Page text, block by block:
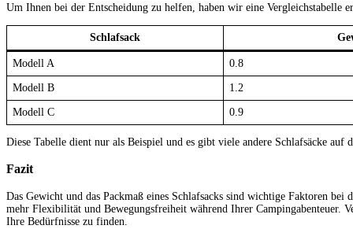
Um Ihnen bei der Entscheidung zu helfen, haben wir eine Vergleichstabelle
Schlafsack
Modell A 0.8
Modell B 1.2
Modell C 0.9
Diese Tabelle dient nur als Beispiel und es gibt viele andere Schlafsäcke
Fazit
Das Gewicht und das Packmaß eines Schlafsacks sind wichtige Faktoren
mehr Flexibilität und Bewegungsfreiheit während Ihrer Campingabenteuer.
Ihre Bedürfnisse zu finden.